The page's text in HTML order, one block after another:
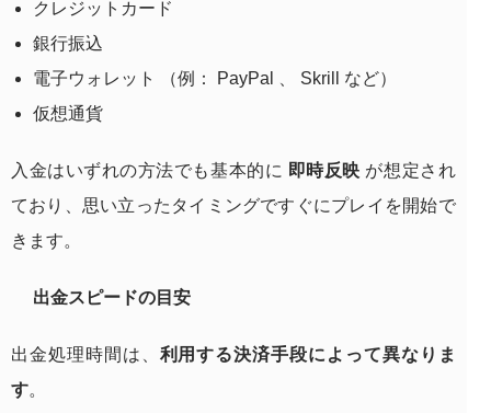
クレジットカード
銀行振込
電子ウォレット （例： PayPal 、 Skrill など）
仮想通貨
入金はいずれの方法でも基本的に 即時反映 が想定され
ており、思い立ったタイミングですぐにプレイを開始で
きます。
出金スピードの目安
出金処理時間は、 利用する決済手段によって異なりま
す。